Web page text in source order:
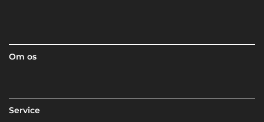
Om os
Service